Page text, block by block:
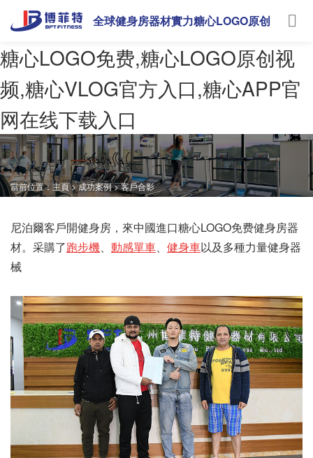
糖心LOGO免费,糖心LOGO原创视
频,糖心VLOG官方入口,糖心APP官
网在线下载入口
全球健身房器材實力糖心LOGO原创
當前位置：主頁>成功案例>客戶合影
尼泊爾客戶開健身房，來中國進口糖心LOGO免费健身房器
材。采購了跑步機、 動感單車、 健身車以及多種力量健身器
械